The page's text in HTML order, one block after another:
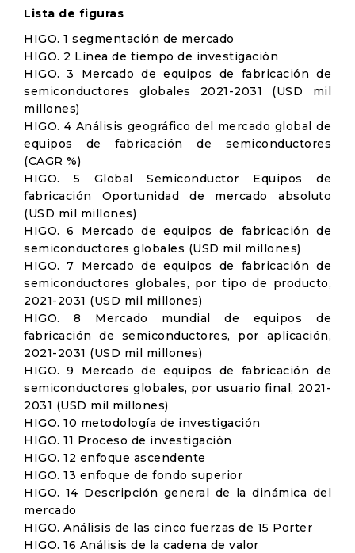
Lista de figuras
HIGO. 1 segmentación de mercado
HIGO. 2 Línea de tiempo de investigación
HIGO. 3 Mercado de equipos de fabricación de
semiconductores globales 2021-2031 (USD mil
millones)
HIGO. 4 Análisis geográfico del mercado global de
equipos de fabricación de semiconductores
(CAGR %)
HIGO. 5 Global Semiconductor Equipos de
fabricación Oportunidad de mercado absoluto
(USD mil millones)
HIGO. 6 Mercado de equipos de fabricación de
semiconductores globales (USD mil millones)
HIGO. 7 Mercado de equipos de fabricación de
semiconductores globales, por tipo de producto,
2021-2031 (USD mil millones)
HIGO. 8 Mercado mundial de equipos de
fabricación de semiconductores, por aplicación,
2021-2031 (USD mil millones)
HIGO. 9 Mercado de equipos de fabricación de
semiconductores globales, por usuario final, 2021-
2031 (USD mil millones)
HIGO. 10 metodología de investigación
HIGO. 11 Proceso de investigación
HIGO. 12 enfoque ascendente
HIGO. 13 enfoque de fondo superior
HIGO. 14 Descripción general de la dinámica del
mercado
HIGO. Análisis de las cinco fuerzas de 15 Porter
HIGO. 16 Análisis de la cadena de valor